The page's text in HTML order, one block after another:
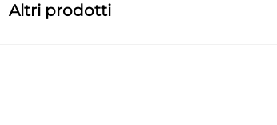
Altri prodotti